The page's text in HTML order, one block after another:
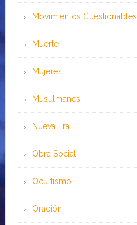
Movimientos Cuestionables
Muerte
Mujeres
Musulmanes
Nueva Era
Obra Social
Ocultismo
Oración